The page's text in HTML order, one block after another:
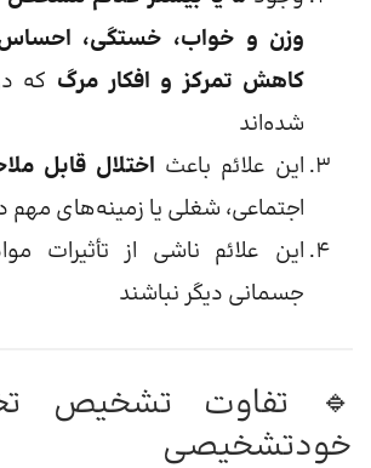
وزن و خواب، خستگی،
کاهش تمرکز و افکار مرگ
شده‌اند
این علائم باعث اختلال قابل
اجتماعی، شغلی یا زمینه‌های مهم
این علائم ناشی از تأثیرات
جسمانی دیگر نباشند
🔹 تفاوت تشخیص
خودتشخیصی